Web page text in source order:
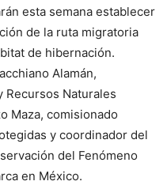
esta semana establecer
de la ruta migratoria
de hibernación.
Alamán,
Recursos Naturales
Maza, comisionado
y coordinador del
del Fenómeno
en México.